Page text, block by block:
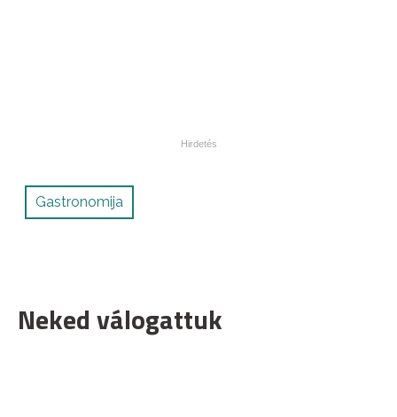
Gastronomija
Neked válogattuk